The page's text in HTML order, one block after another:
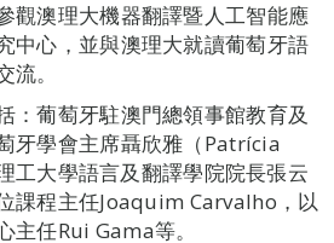
觀澳理大機器翻譯暨人工智能應
中心，並與澳理大就讀葡萄牙語
。
：葡萄牙駐澳門總領事館教育及
牙學會主席聶欣雅（Patrícia
工大學語言及翻譯學院院長張云
課程主任Joaquim Carvalho，以
主任Rui Gama等。